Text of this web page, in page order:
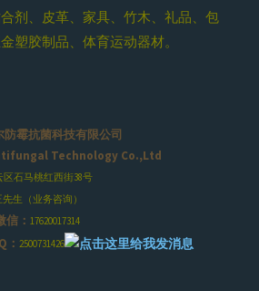
剂、皮革、家具、竹木、礼品、包
塑胶制品、体育运动器材。
抗菌科技有限公司
Technology Co.,Ltd
区石马桃红西街38号
先生（业务咨询）
： 17620017314
2500731426